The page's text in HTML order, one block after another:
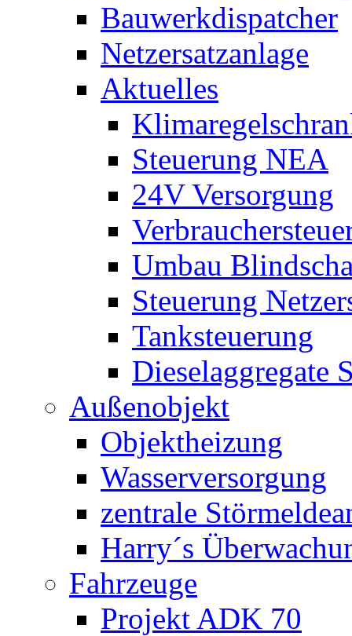
Bauwerkdispatcher
Netzersatzanlage
Aktuelles
Steuerung NEA
24V Versorgung
Umbau
Steuerung
Tanksteuerung
Dieselaggregate
Außenobjekt
Objektheizung
Wasserversorgung
zentrale
Harry´s
Fahrzeuge
Projekt ADK 70